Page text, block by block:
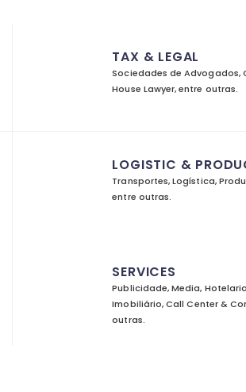
TAX & LEGAL
Sociedades de Advogados,
House Lawyer, entre outras.
LOGISTIC &
Transportes, Logística,
entre outras.
SERVICES
Publicidade, Media,
Imobiliário, Call Center &
outras.